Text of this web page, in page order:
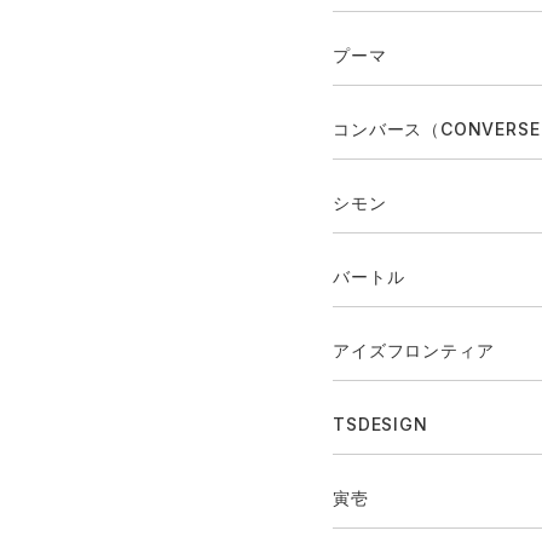
プーマ
コンバース（
シモン
バートル
アイズフロンティア
TSDESIGN
寅壱